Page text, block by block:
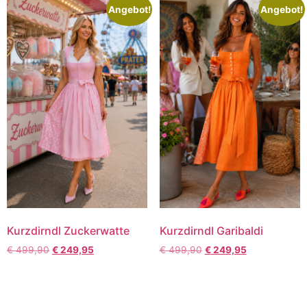
Angebot!
Kurzdirndl Zuckerwatte
€499,90 €249,95
Angebot!
Kurzdirndl Garibaldi
€499,90 €249,95